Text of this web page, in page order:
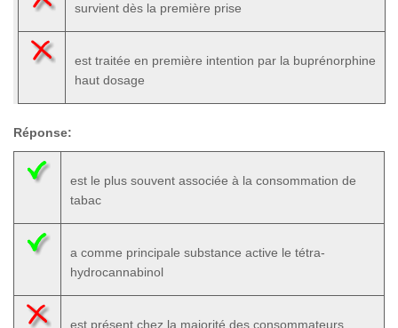
survient dès la première prise
est traitée en première intention par la buprénorphine
haut dosage
Réponse:
est le plus souvent associée à la consommation de
tabac
a comme principale substance active le tétra-
hydrocannabinol
est présent chez la majorité des consommateurs